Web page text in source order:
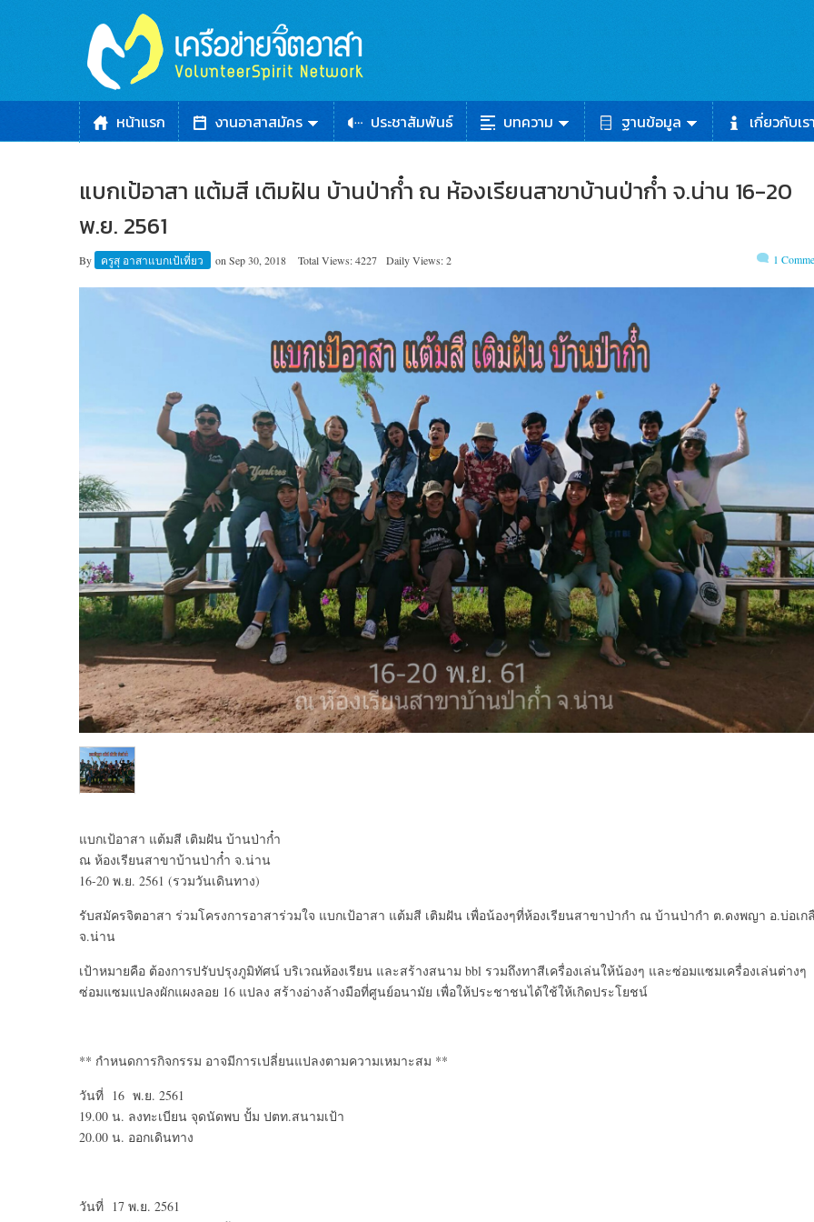
หน้าแรก งานอาสาสมัคร ประชาสัมพันธ์ บทความ ฐานข้อมูล เกี่ยวกับเร
แบกเป้อาสา แต้มสี เติมฝัน บ้านป่าก๋ำ ณ ห้องเรียนสาขาบ้านป่าก๋ำ จ.น่าน 16-20
พ.ย. 2561
By ครูสุ อาสาแบกเป้เที่ยว on Sep 30, 2018 Total Views: 4227 Daily Views: 2 1
แบกเป้อาสา แต้มสี เติมฝัน บ้านป่าก๋ำ
ณ ห้องเรียนสาขาบ้านป่าก๋ำ จ.น่าน
16-20 พ.ย. 2561 (รวมวันเดินทาง)
รับสมัครจิตอาสา ร่วมโครงการอาสาร่วมใจ แบกเป้อาสา แต้มสี เติมฝัน เพื่อน้องๆที่ห้องเรียนสาขาป่ากำ ณ บ้านป่ากำ ต.ดงพญา อ.บ่อเก
จ.น่าน
เป้าหมายคือ ต้องการปรับปรุงภูมิทัศน์ บริเวณห้องเรียน และสร้างสนาม bbl รวมถึงทาสีเครื่องเล่นให้น้องๆ และซ่อมแซมเครื่องเล่นต่างๆ
ซ่อมแซมแปลงผักแผงลอย 16 แปลง สร้างอ่างล้างมือที่ศูนย์อนามัย เพื่อให้ประชาชนได้ใช้ให้เกิดประโยชน์
** กำหนดการกิจกรรม อาจมีการเปลี่ยนแปลงตามความเหมาะสม **
วันที่ 16 พ.ย. 2561
19.00 น. ลงทะเบียน จุดนัดพบ ปั้ม ปตท.สนามเป้า
20.00 น. ออกเดินทาง
วันที่ 17 พ.ย. 2561